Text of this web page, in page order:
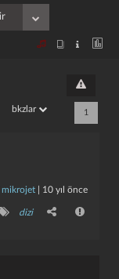
bkzlar 1
mikrojet 10 yıl önce
dizi